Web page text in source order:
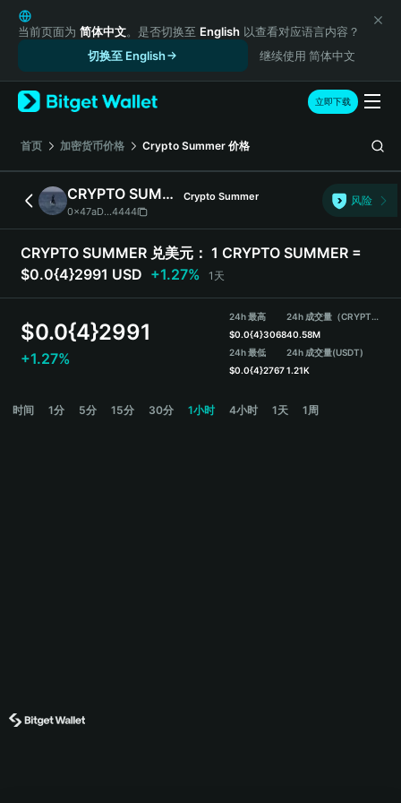
English
日本語
Русский
Español (Latinoamérica)
Türkçe
Italiano
Deutsch
简体中文
繁體中文
Português (Portugal)
Bahasa Indonesia
Español
当前页面为 简体中文。是否切换至 English 以查看对应语言内容？
切换至 English
继续使用 简体中文
立即下载
首页 加密货币价格 Crypto Summer 价格
CRYPTO SUMMER
Crypto Summer
0x47aD...4444
风险
CRYPTO SUMMER 兑美元： 1 CRYPTO SUMMER =
$0.0{4}2991 USD +1.27% 1天
$0.0{4}2991
+1.27%
24h 最高
$0.0{4}3068
24h 最低
$0.0{4}2767
24h 成交量（CRYPTO SUMMER）
40.58M
24h 成交量(USDT)
1.21K
时间 1分 5分 15分 30分 1小时 4小时 1天 1周